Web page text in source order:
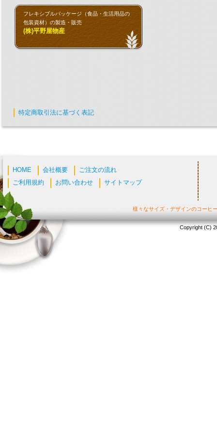
フレキシブルパッケージ（食品・生活用品の
包装資材）の製造・販売
(株)平野屋物産
特定商取引法に基づく表記
HOME 会社概要
ご注文の流れ
ご利用規約
お問い合わせ サイトマップ
様々なサイズ・デザインのコーヒ
Copyright (C)